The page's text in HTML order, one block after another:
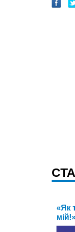
«Як